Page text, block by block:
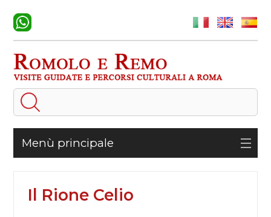
Menù principale
Il Rione Celio